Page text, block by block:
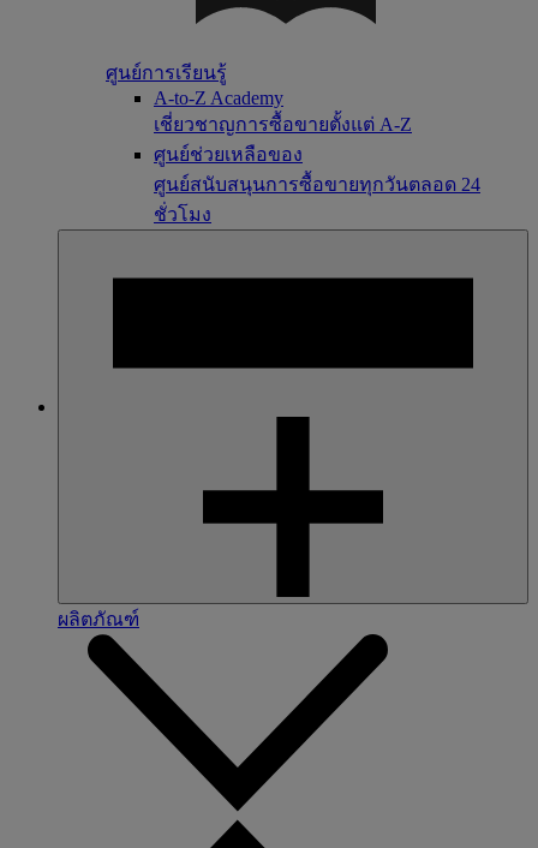
ศูนย์การเรียนรู้
A-to-Z Academy
เชี่ยวชาญการซื้อขายตั้งแต่ A-Z
ศูนย์ช่วยเหลือของ
ศูนย์สนับสนุนการซื้อขายทุกวันตลอด 24
ชั่วโมง
ผลิตภัณฑ์